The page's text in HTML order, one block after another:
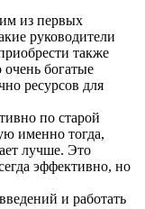
из первых
руководители
также
очень богатые
ресурсов для
по старой
именно тогда,
лучше. Это
эффективно, но
и работать